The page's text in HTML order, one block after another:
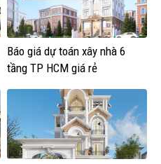
Báo giá dự toán xây nhà 6
tầng TP HCM giá rẻ